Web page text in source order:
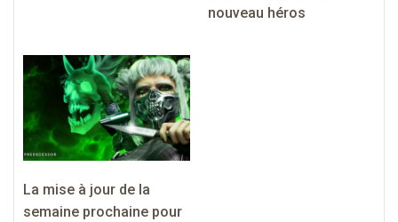
nouveau héros
La mise à jour de la
semaine prochaine pour